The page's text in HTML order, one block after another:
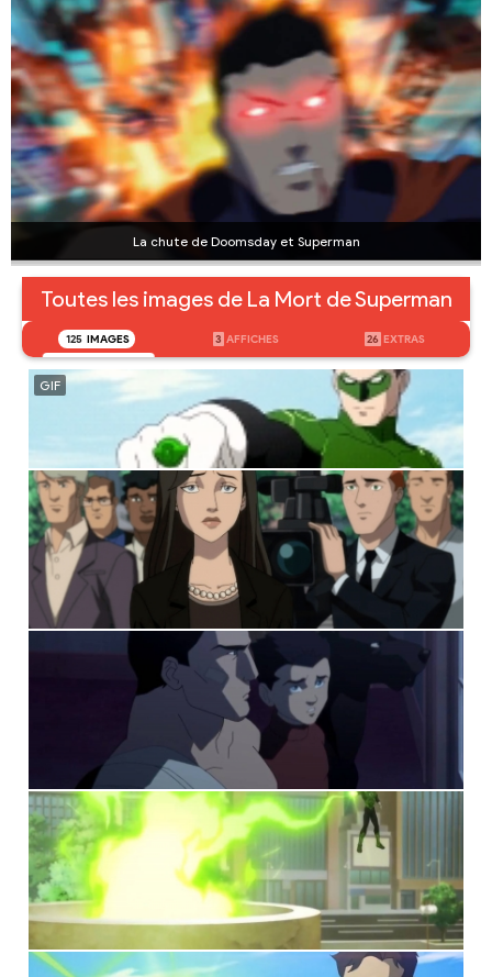
La chute de Doomsday et Superman
Toutes les images de La Mort de Superman
125 IMAGES 3 AFFICHES 26 EXTRAS